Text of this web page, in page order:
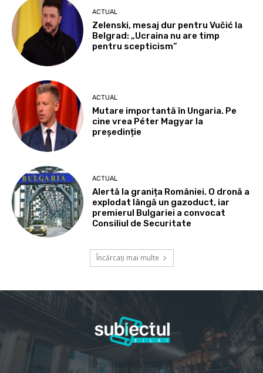
ACTUAL
Zelenski, mesaj dur pentru Vučić la
Belgrad: „Ucraina nu are timp
pentru scepticism”
ACTUAL
Mutare importantă în Ungaria. Pe
cine vrea Péter Magyar la
președinție
ACTUAL
Alertă la granița României. O dronă a
explodat lângă un gazoduct, iar
premierul Bulgariei a convocat
Consiliul de Securitate
Încărcați mai multe